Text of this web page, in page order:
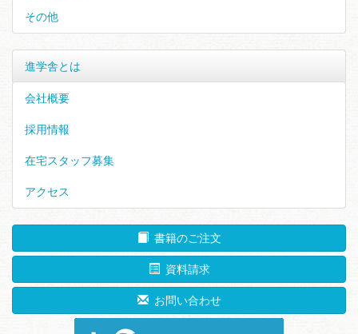
その他
進学舎とは
会社概要
採用情報
在宅スタッフ募集
アクセス
書籍のご注文
資料請求
お問い合わせ